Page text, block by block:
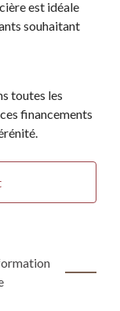
est idéale
souhaitant
toutes les
financements